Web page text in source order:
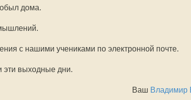
дома.
с нашими учениками по электронной почте.
эти выходные дни.
Ваш Владимир